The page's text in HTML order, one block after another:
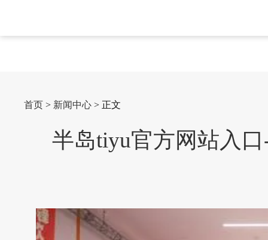
首页 > 新闻中心 > 正文
半岛tiyu官方网站入